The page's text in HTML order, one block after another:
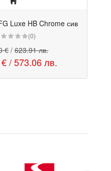
Luxe HB Chrome сив
(0)
€/623.91 лв.
€/573.06 лв.